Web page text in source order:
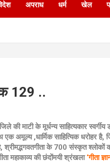
अपराध धर्म खेल
129 ..
की माटी के मूर्धन्य साहित्यकार स्वर्गीय
एक अमूल्य ,धार्मिक साहित्यिक धरोहर है,
है, श्रीमद्भगवतगीता के 700 संस्कृत श्लोकों
महाकाव्य की छंदोंमयी श्रंखला ‘गीता